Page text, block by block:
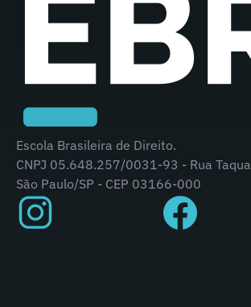
Escola Brasileira de Direito.
CNPJ 05.648.257/0031-93 - Rua
São Paulo/SP - CEP 03166-000